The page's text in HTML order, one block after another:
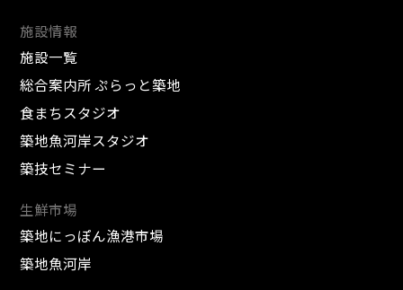
施設情報
施設一覧
総合案内所 ぷらっと築地
食まちスタジオ
築地魚河岸スタジオ
築技セミナー
生鮮市場
築地にっぽん漁港市場
築地魚河岸